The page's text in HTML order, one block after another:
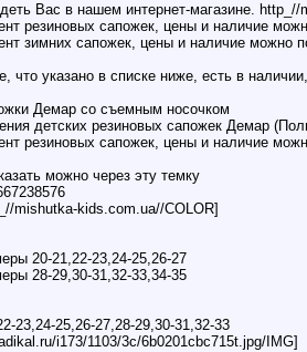
Вас в нашем интернет-магазине. http_//
резиновых сапожек, цены и наличие
зимних сапожек, цены и наличие можно
что указано в списке ниже, есть в
Демар со съемным носочком
детских резиновых сапожек Демар
резиновых сапожек, цены и наличие
можно через эту темку
mishutka-kids.com.ua//COLOR]
20-21,22-23,24-25,26-27
28-29,30-31,32-33,34-35
23,24-25,26-27,28-29,30-31,32-33
i173/1103/3c/6b0201cbc715t.jpg/IMG]